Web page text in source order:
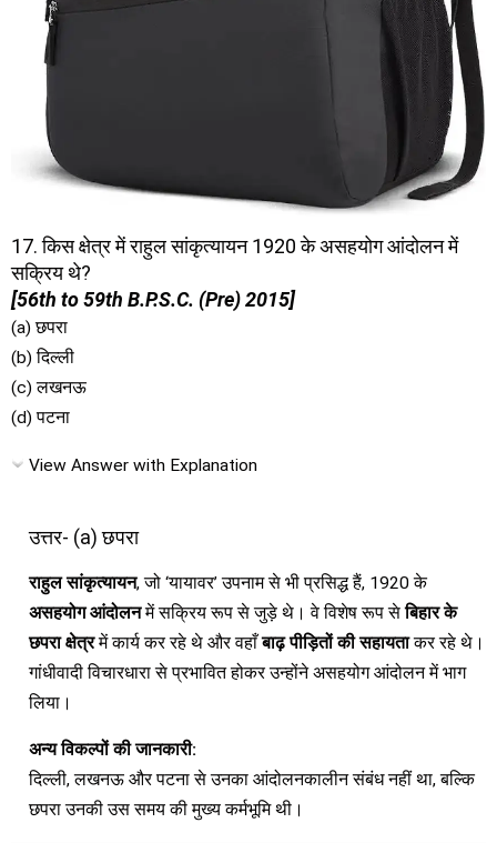
17. किस क्षेत्र में राहुल सांकृत्यायन 1920 के असहयोग आंदोलन में
सक्रिय थे?
[56th to 59th B.P.S.C. (Pre) 2015]
(a) छपरा
(b) दिल्ली
(c) लखनऊ
(d) पटना
View Answer with Explanation
उत्तर- (a) छपरा
राहुल सांकृत्यायन, जो ‘यायावर’ उपनाम से भी प्रसिद्ध हैं, 1920 के
असहयोग आंदोलनमें सक्रिय रूप से जुड़े थे। वे विशेष रूप सेबिहार के
छपरा क्षेत्रमें कार्य कर रहे थे और वहाँबाढ़ पीड़ितों की सहायताकर रहे थे।
गांधीवादी विचारधारा से प्रभावित होकर उन्होंने असहयोग आंदोलन में भाग
लिया।
अन्य विकल्पों की जानकारी:
दिल्ली, लखनऊ और पटना से उनका आंदोलनकालीन संबंध नहीं था, बल्कि
छपरा उनकी उस समय की मुख्य कर्मभूमि थी।